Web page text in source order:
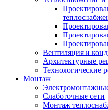
Вентиляция и
Архитектурные
Технологические
Монтаж
Слаботочные сети
Монтаж